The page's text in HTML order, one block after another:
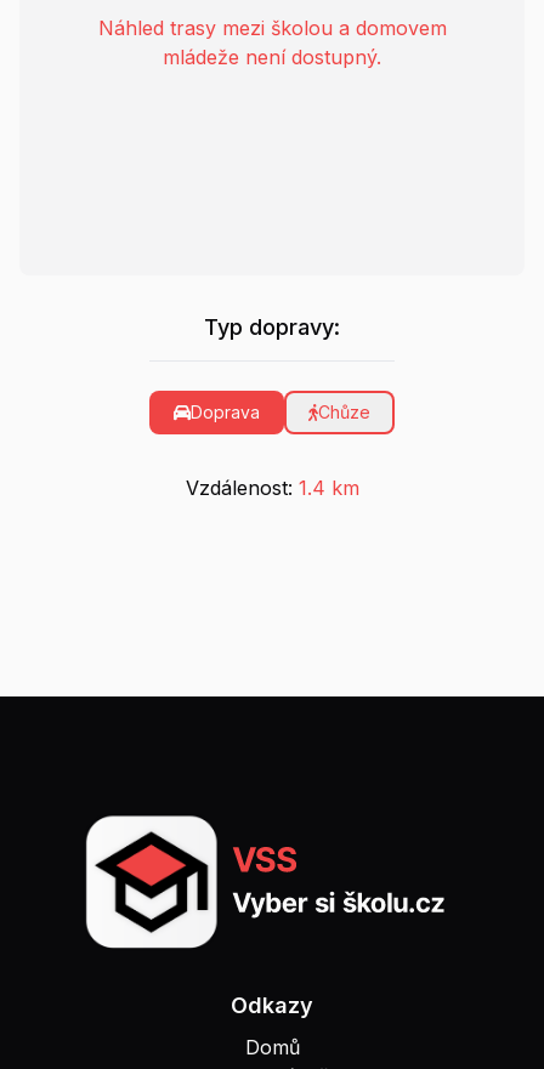
Náhled trasy mezi školou a domovem
mládeže není dostupný.
Typ dopravy:
Doprava Chůze
Vzdálenost: 1.4 km
Odkazy
Domů